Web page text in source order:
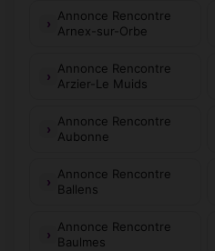
Annonce Rencontre
Arnex-sur-Orbe
Annonce Rencontre
Arzier-Le Muids
Annonce Rencontre
Aubonne
Annonce Rencontre
Ballens
Annonce Rencontre
Baulmes